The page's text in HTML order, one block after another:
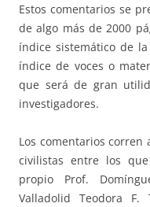
Estos comentarios se
de algo más de 2000
índice sistemático de
índice de voces o
que será de gran
investigadores.
Los comentarios corren
civilistas entre los
propio Prof.
Valladolid Teodora F.